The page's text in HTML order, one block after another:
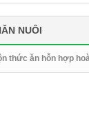
NUÔI
thức ăn hỗn hợp